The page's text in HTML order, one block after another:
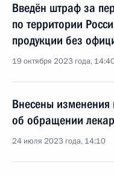
Введён штраф за
по территории
продукции без
19 октября 2023 года,
Внесены изменения
об обращении
24 июля 2023 года, 14:10